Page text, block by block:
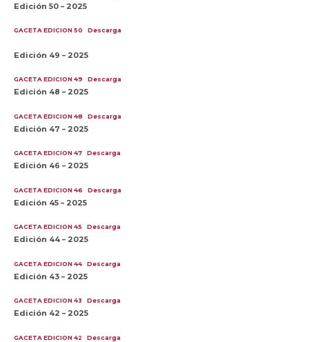
Edición 50 – 2025
GACETA EDICION 50 Descarga
Edición 49 – 2025
GACETA EDICION 49 Descarga
Edición 48 – 2025
GACETA EDICION 48 Descarga
Edición 47 – 2025
GACETA EDICION 47 Descarga
Edición 46 – 2025
GACETA EDICION 46 Descarga
Edición 45 – 2025
GACETA EDICION 45 Descarga
Edición 44 – 2025
GACETA EDICION 44 Descarga
Edición 43 – 2025
GACETA EDICION 43 Descarga
Edición 42 – 2025
GACETA EDICION 42 Descarga